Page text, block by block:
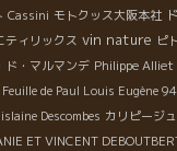
Cassini モトクッス大阪本社
ティリックス vin nature ピ
ド・マルマンデ Philippe Alliet
Feuille de Paul Louis Eugène 94
Descombes カリピージュ
ET VINCENT